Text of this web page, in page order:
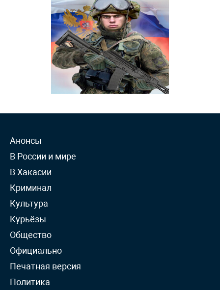
Анонсы
В России и мире
В Хакасии
Криминал
Культура
Курьёзы
Общество
Официально
Печатная версия
Политика